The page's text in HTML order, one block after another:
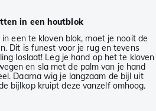
in een houtblok
een te kloven blok, moet je nooit de
Dit is funest voor je rug en tevens
loslaat! Leg je hand op het te kloven
en sla met de palm van je hand
Daarna wig je langzaam de bijl uit
bijlkop kruipt deze vanzelf omhoog.